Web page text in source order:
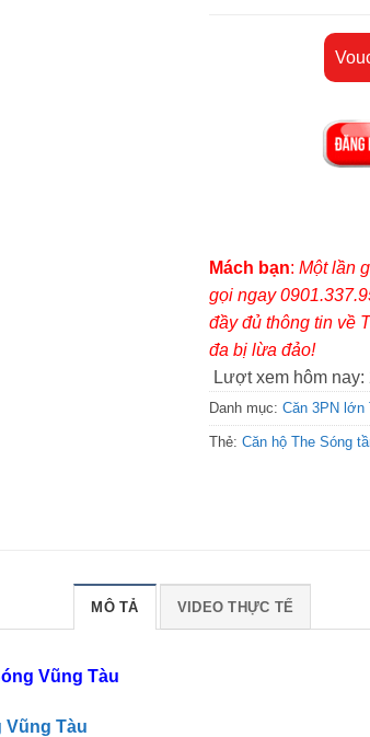
Mách bạn: Một lần
gọi ngay
đầy đủ thông tin về
đa bị lừa đảo!
Lượt xem hôm nay:
Danh mục: Căn 3PN lớn
Thẻ: Căn hộ The Sóng
MÔ TẢ VIDEO THỰC TẾ
Vũng Tàu
Vũng Tàu